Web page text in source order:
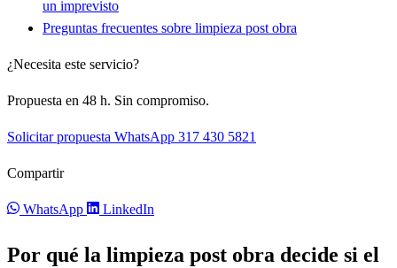
un imprevisto
Preguntas frecuentes sobre limpieza post obra
¿Necesita este servicio?
Propuesta en 48 h. Sin compromiso.
Solicitar propuesta WhatsApp 317 430 5821
Compartir
WhatsApp LinkedIn
Por qué la limpieza post obra decide si el